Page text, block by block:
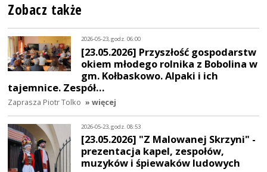
Zobacz także
2026-05-23, godz. 06:00
[23.05.2026] Przyszłość gospodarstw
okiem młodego rolnika z Bobolina w
gm. Kołbaskowo. Alpaki i ich
tajemnice. Zespół…
Zaprasza Piotr Tolko » więcej
2026-05-23, godz. 08:53
[23.05.2026] "Z Malowanej Skrzyni" -
prezentacja kapel, zespołów,
muzyków i śpiewaków ludowych